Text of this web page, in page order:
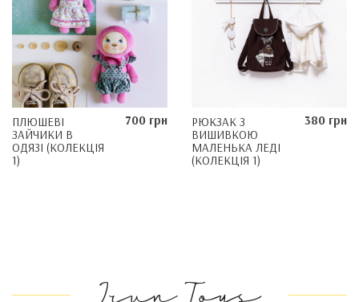
ПЛЮШЕВІ
ЗАЙЧИКИ В
ОДЯЗІ (КОЛЕКЦІЯ
1)
700 грн
РЮКЗАК З
ВИШИВКОЮ
МАЛЕНЬКА ЛЕДІ
(КОЛЕКЦІЯ 1)
380 грн
Irun Toys